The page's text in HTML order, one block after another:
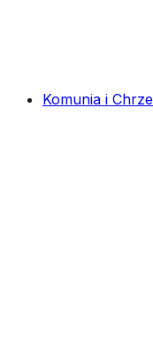
Komunia i